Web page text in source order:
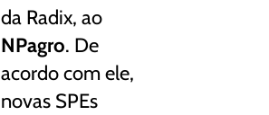
da Radix, ao
NPagro. De
acordo com ele,
novas SPEs